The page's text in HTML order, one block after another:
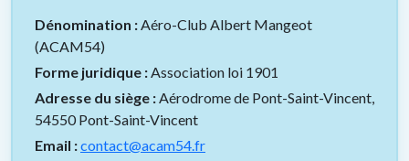
Dénomination :Aéro-Club Albert Mangeot
(ACAM54)
Forme juridique :Association loi 1901
Adresse du siège :Aérodrome de Pont-Saint-Vincent,
54550 Pont-Saint-Vincent
Email :contact@acam54.fr